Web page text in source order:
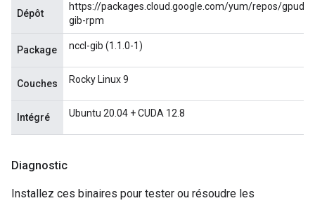
Dépôt
https://packages.cloud.google.com/yum/repos/
gib-rpm
Package nccl-gib (1.1.0-1)
Couches Rocky Linux 9
Intégré Ubuntu 20.04 + CUDA 12.8
Diagnostic
Installez ces binaires pour tester ou résoudre les